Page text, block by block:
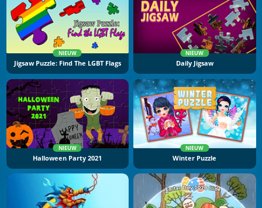
NIEUW
Jigsaw Puzzle: Find The LGBT Flags
NIEUW
Daily Jigsaw
NIEUW
Halloween Party 2021
NIEUW
Winter Puzzle